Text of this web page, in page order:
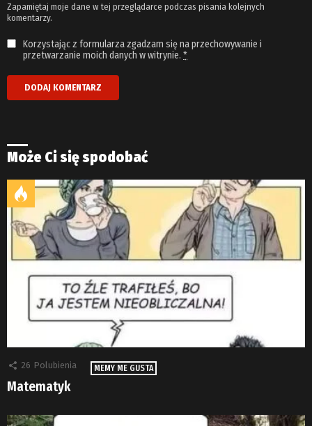
Zapamiętaj moje dane w tej przeglądarce podczas pisania kolejnych
komentarzy.
Korzystając z formularza zgadzam się na przechowywanie i
przetwarzanie moich danych w witrynie. *
Może Ci się spodobać
26 Polubienia MEMY ME GUSTA
Matematyk